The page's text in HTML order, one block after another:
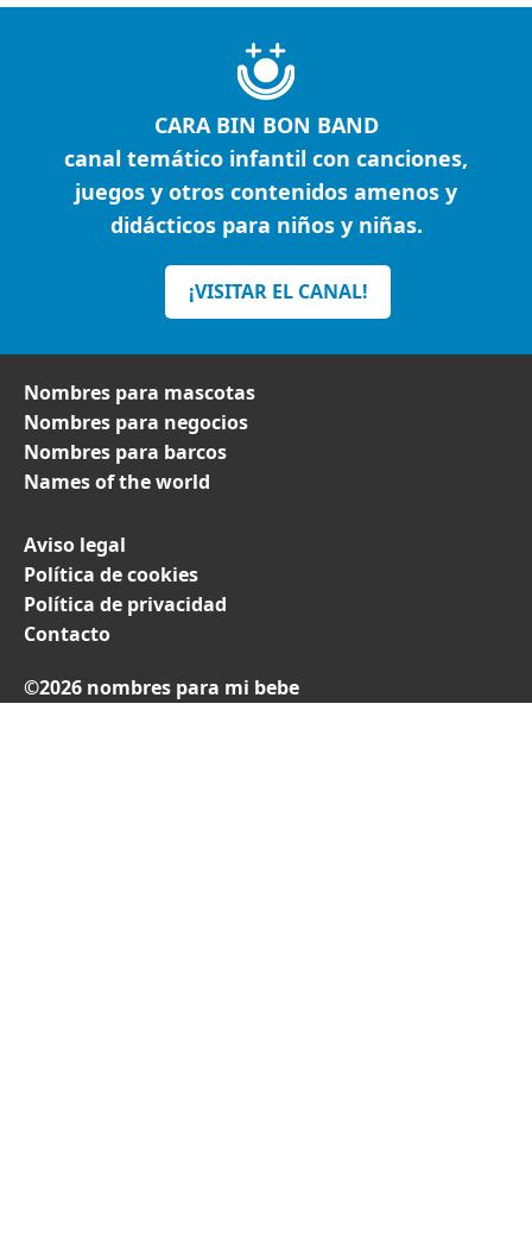
CARA BIN BON BAND
canal temático infantil con canciones,
juegos y otros contenidos amenos y
didácticos para niños y niñas.
¡VISITAR EL CANAL!
Nombres para mascotas
Nombres para negocios
Nombres para barcos
Names of the world
Aviso legal
Política de cookies
Política de privacidad
Contacto
©2026 nombres para mi bebe